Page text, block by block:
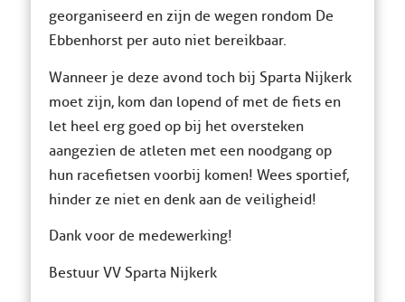
georganiseerd en zijn de wegen rondom De
Ebbenhorst per auto niet bereikbaar.
Wanneer je deze avond toch bij Sparta Nijkerk
moet zijn, kom dan lopend of met de fiets en
let heel erg goed op bij het oversteken
aangezien de atleten met een noodgang op
hun racefietsen voorbij komen! Wees sportief,
hinder ze niet en denk aan de veiligheid!
Dank voor de medewerking!
Bestuur VV Sparta Nijkerk